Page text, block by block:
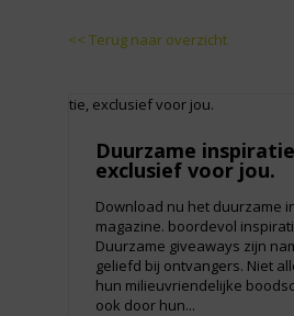
<< Terug naar overzicht
Duurzame
exclusief voor jou.
Download nu het duurzame
magazine. boordevol
Duurzame giveaways zijn
geliefd bij ontvangers. Niet
hun milieuvriendelijke
ook door hun...